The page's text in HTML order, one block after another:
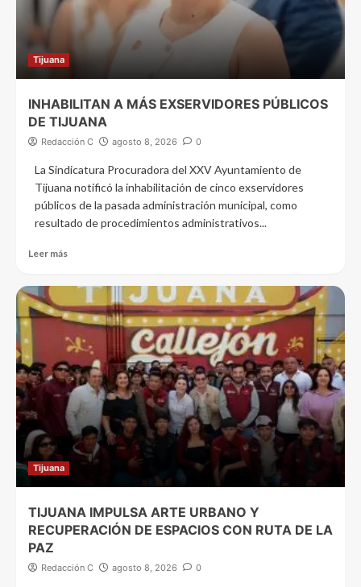
Tijuana
INHABILITAN A MÁS EXSERVIDORES PÚBLICOS
DE TIJUANA
Redacción C agosto 8, 2026 0
La Sindicatura Procuradora del XXV Ayuntamiento de
Tijuana notificó la inhabilitación de cinco exservidores
públicos de la pasada administración municipal, como
resultado de procedimientos administrativos...
Leer más
Tijuana
TIJUANA IMPULSA ARTE URBANO Y
RECUPERACIÓN DE ESPACIOS CON RUTA DE LA
PAZ
Redacción C agosto 8, 2026 0